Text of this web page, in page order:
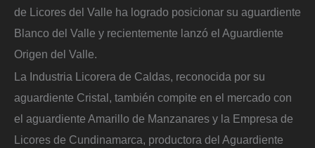
de Licores del Valle ha logrado posicionar su aguardiente
Blanco del Valle y recientemente lanzó el Aguardiente
Origen del Valle.
La Industria Licorera de Caldas, reconocida por su
aguardiente Cristal, también compite en el mercado con
el aguardiente Amarillo de Manzanares y la Empresa de
Licores de Cundinamarca, productora del Aguardiente